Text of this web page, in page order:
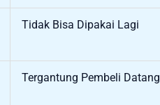
Tidak Bisa Dipakai Lagi
Tergantung Pembeli Datang